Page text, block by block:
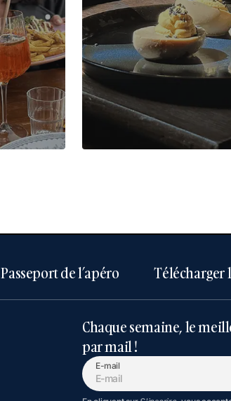
Passeport de l’apéro Télécharger
Chaque semaine, le
par mail !
E-mail